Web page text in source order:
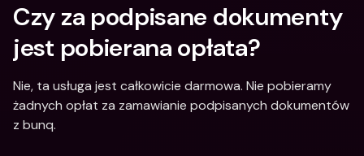
Czy za podpisane dokumenty
jest pobierana opłata?
Nie, ta usługa jest całkowicie darmowa. Nie pobieramy
żadnych opłat za zamawianie podpisanych dokumentów
z bunq.